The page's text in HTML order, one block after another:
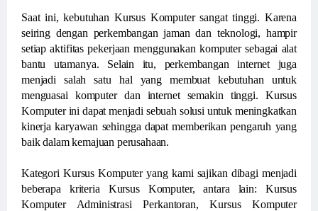
Saat ini, kebutuhan Kursus Komputer sangat tinggi. Karena
seiring dengan perkembangan jaman dan teknologi, hampir
setiap aktifitas pekerjaan menggunakan komputer sebagai alat
bantu utamanya. Selain itu, perkembangan internet juga
menjadi salah satu hal yang membuat kebutuhan untuk
menguasai komputer dan internet semakin tinggi. Kursus
Komputer ini dapat menjadi sebuah solusi untuk meningkatkan
kinerja karyawan sehingga dapat memberikan pengaruh yang
baik dalam kemajuan perusahaan.
Kategori Kursus Komputer yang kami sajikan dibagi menjadi
beberapa kriteria Kursus Komputer, antara lain: Kursus
Komputer Administrasi Perkantoran, Kursus Komputer